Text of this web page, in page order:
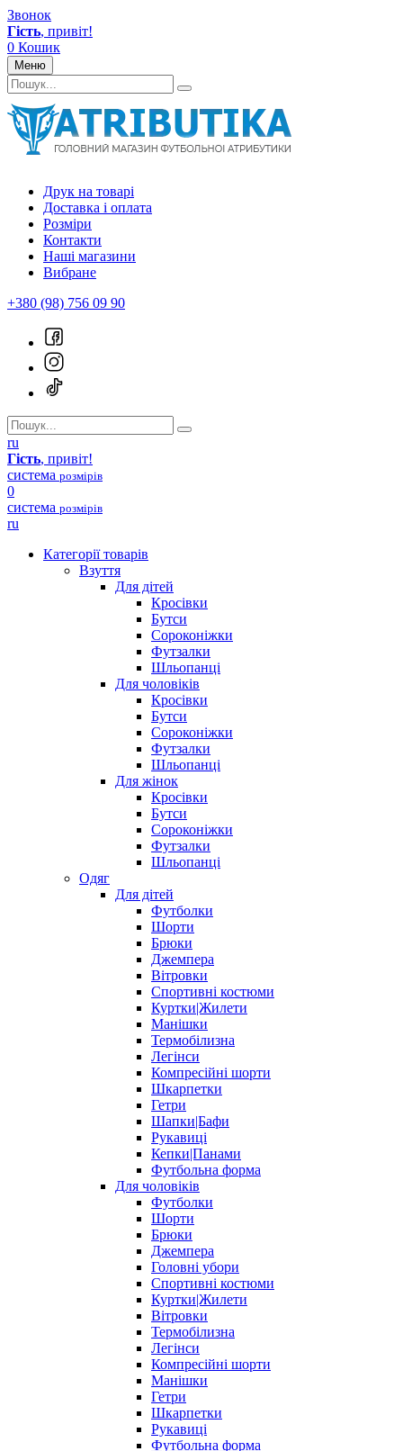
Звонок
Гість, привіт!
0 Кошик
Меню
Друк на товарі
Доставка і оплата
Розміри
Контакти
Наші магазини
Вибране
+380 (98) 756 09 90
ru
Гість, привіт!
система розмірів
0
система розмірів
ru
Категорії товарів
Взуття
Для дітей
Кросівки
Бутси
Сороконіжки
Футзалки
Шльопанці
Для чоловіків
Кросівки
Бутси
Сороконіжки
Футзалки
Шльопанці
Для жінок
Кросівки
Бутси
Сороконіжки
Футзалки
Шльопанці
Одяг
Для дітей
Футболки
Шорти
Брюки
Джемпера
Вітровки
Спортивні костюми
Куртки|Жилети
Манішки
Термобілизна
Легінси
Компресійні шорти
Шкарпетки
Гетри
Шапки|Бафи
Рукавиці
Кепки|Панами
Футбольна форма
Для чоловіків
Футболки
Шорти
Брюки
Джемпера
Головні убори
Спортивні костюми
Куртки|Жилети
Вітровки
Термобілизна
Легінси
Компресійні шорти
Манішки
Гетри
Шкарпетки
Рукавиці
Футбольна форма